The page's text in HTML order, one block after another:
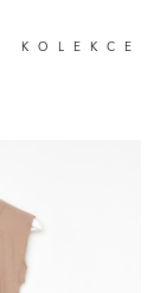
KOLEKCE